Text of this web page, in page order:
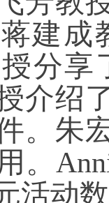
建成
分享
介绍
。朱
。
活动